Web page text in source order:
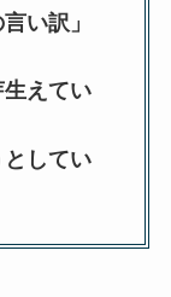
い訳」
えてい
してい